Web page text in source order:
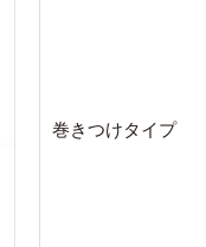
巻きつけタイプ